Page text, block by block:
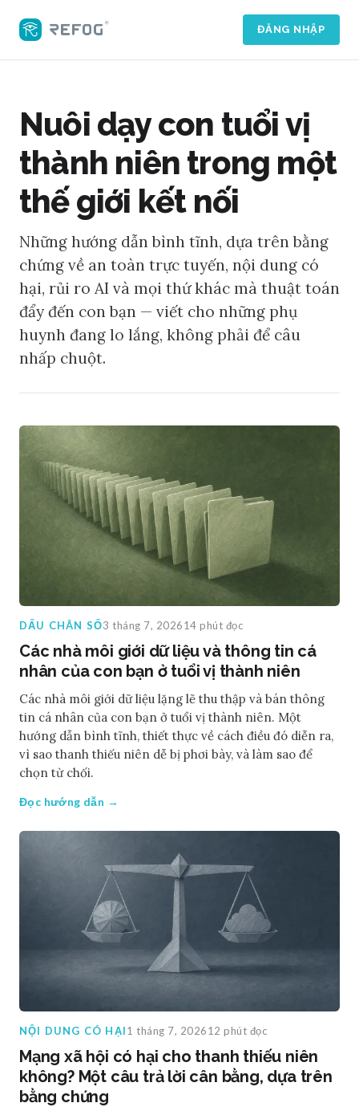
ĐĂNG NHẬP
Nuôi dạy con tuổi vị
thành niên trong một
thế giới kết nối
Những hướng dẫn bình tĩnh, dựa trên bằng
chứng về an toàn trực tuyến, nội dung có
hại, rủi ro AI và mọi thứ khác mà thuật toán
đẩy đến con bạn — viết cho những phụ
huynh đang lo lắng, không phải để câu
nhấp chuột.
DẤU CHÂN SỐ3 tháng 7, 202614 phút đọc
Các nhà môi giới dữ liệu và thông tin cá
nhân của con bạn ở tuổi vị thành niên
Các nhà môi giới dữ liệu lặng lẽ thu thập và bán thông
tin cá nhân của con bạn ở tuổi vị thành niên. Một
hướng dẫn bình tĩnh, thiết thực về cách điều đó diễn ra,
vì sao thanh thiếu niên dễ bị phơi bày, và làm sao để
chọn từ chối.
Đọc hướng dẫn →
NỘI DUNG CÓ HẠI1 tháng 7, 202612 phút đọc
Mạng xã hội có hại cho thanh thiếu niên
không? Một câu trả lời cân bằng, dựa trên
bằng chứng